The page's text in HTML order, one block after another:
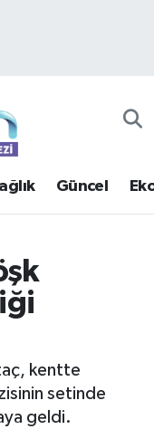
Güncel
kentte
setinde
geldi.